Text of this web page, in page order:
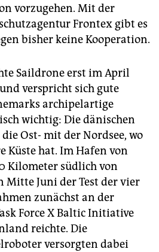
vorzugehen. Mit der
Frontex gibt es
bisher keine Kooperation.
Sail­drone erst im April
verspricht sich gute
archipelartige
wichtig: Die dänischen
Ost- mit der Nordsee, wo
Küste hat. Im Hafen von
Kilometer südlich von
Mitte Juni der Test der vier
zunächst an der
Force X Baltic Initiative
reichte. Die
versorgten dabei